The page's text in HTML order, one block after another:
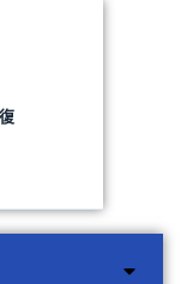
工具iPhone資料復